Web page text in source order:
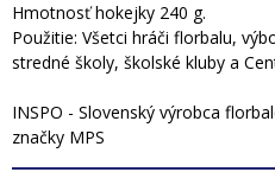
Hmotnosť hokejky 240 g.
Použitie: Všetci hráči florbalu,
stredné školy, školské kluby a
INSPO - Slovenský výrobca
značky MPS